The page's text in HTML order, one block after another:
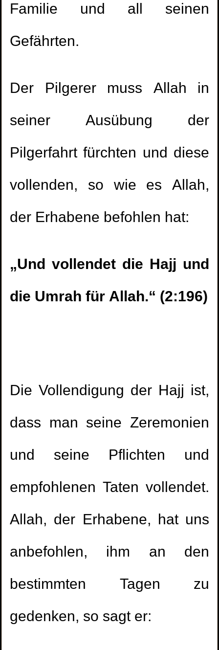
Familie und all seinen
Gefährten.
Der Pilgerer muss Allah in
seiner Ausübung der
Pilgerfahrt fürchten und diese
vollenden, so wie es Allah,
der Erhabene befohlen hat:
„Und vollendet die Hajj und
die Umrah für Allah.“ (2:196)
Die Vollendigung der Hajj ist,
dass man seine Zeremonien
und seine Pflichten und
empfohlenen Taten vollendet.
Allah, der Erhabene, hat uns
anbefohlen, ihm an den
bestimmten Tagen zu
gedenken, so sagt er: